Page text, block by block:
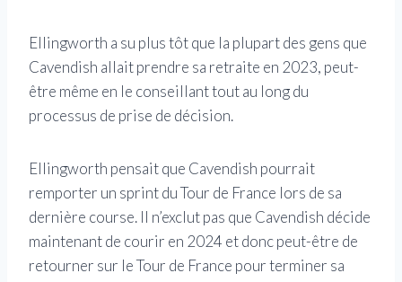
Ellingworth a su plus tôt que la plupart des gens que
Cavendish allait prendre sa retraite en 2023, peut-
être même en le conseillant tout au long du
processus de prise de décision.
Ellingworth pensait que Cavendish pourrait
remporter un sprint du Tour de France lors de sa
dernière course. Il n’exclut pas que Cavendish décide
maintenant de courir en 2024 et donc peut-être de
retourner sur le Tour de France pour terminer sa